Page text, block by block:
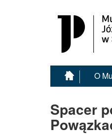
Muzeum Józefa Piłsudskiego w Sulejówku
O
Spacer